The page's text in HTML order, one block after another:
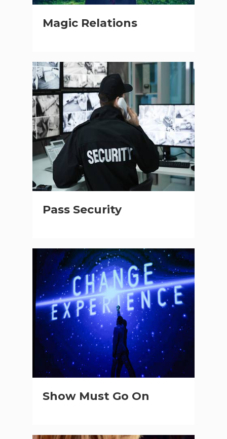
Magic Relations
Pass Security
Show Must Go On